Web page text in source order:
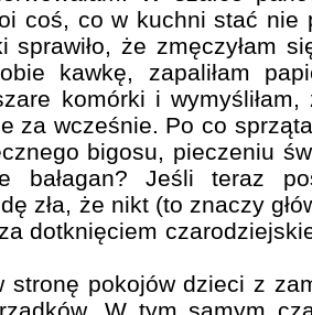
coś, co w kuchni stać nie
sprawiło, że zmęczyłam
kawkę, zapaliłam
komórki i
za wcześnie. Po co
bigosu, pieczeniu
bałagan? Jeśli teraz
zła, że nikt (to znaczy
dotknięciem
stronę pokojów dzieci z